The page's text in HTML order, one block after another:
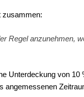
zusammen:
Regel anzunehmen,
Unterdeckung von
angemessenen